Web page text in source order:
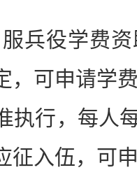
役学费资
，可申请学
执行，每人
征入伍，可